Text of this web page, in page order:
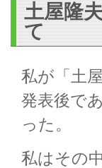
土屋隆
て
私が「土
発表後で
った。
私はその